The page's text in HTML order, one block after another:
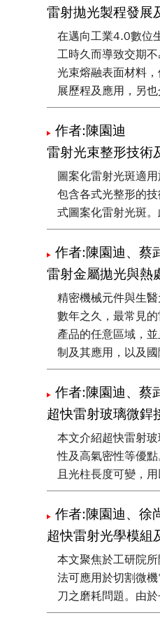
雷射拋光製程發展
在邁向工業4.0數位
工時久而導致交期
光束熔融表面材料
展歷程及應用，另
作者:陳園迪
雷射光束整形技術
圖案化雷射光斑適
包含各式光整形的
式圖案化雷射光斑
作者:陳園迪、蔡
雷射金屬拋光與熱
精密機械元件與生
數年之久，最常見
產品的任意區域，
制及其應用，以及
作者:陳園迪、蔡
超快雷射玻璃微銲
本文介紹超快雷射
性及高氣密性等優
且光柱長度可變，
作者:陳園迪、徐
超快雷射光學模組
本文聚焦於工研院
法可應用於切割微
刀之磨耗問題。由